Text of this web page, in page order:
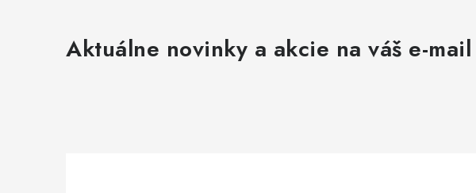
Aktuálne novinky a akcie na váš e-mail